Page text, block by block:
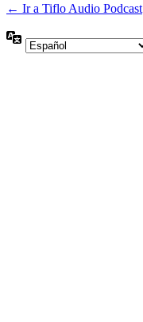
← Ir a Tiflo Audio Podcast